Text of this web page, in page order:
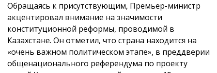
Обращаясь к присутствующим, Премьер-министр
акцентировал внимание на значимости
конституционной реформы, проводимой в
Казахстане. Он отметил, что страна находится на
«очень важном политическом этапе», в преддверии
общенационального референдума по проекту